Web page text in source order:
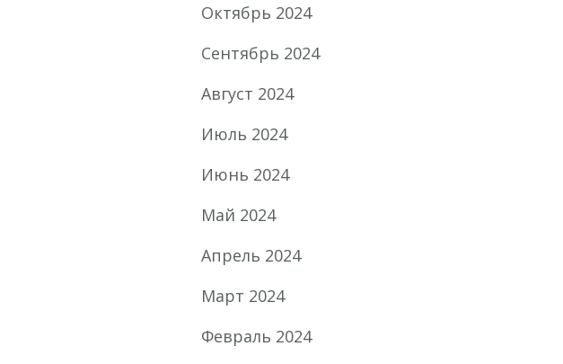
Октябрь 2024
Сентябрь 2024
Август 2024
Июль 2024
Июнь 2024
Май 2024
Апрель 2024
Март 2024
Февраль 2024